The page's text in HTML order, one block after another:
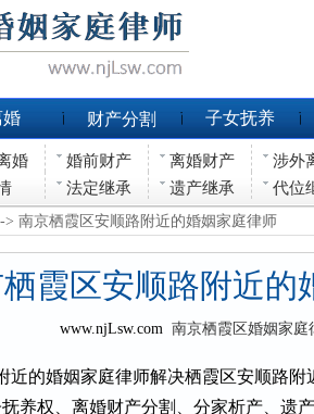
婚 财产分割 子女抚养
婚 婚前财产 离婚财产
涉外
法定继承 遗产继承 代位
-> 南京栖霞区安顺路附近的婚姻家庭律师
霞区安顺路附近的
www.njLsw.com南京栖霞区婚姻家庭
近的婚姻家庭律师解决栖霞区安顺路
养权、离婚财产分割、分家析产、遗